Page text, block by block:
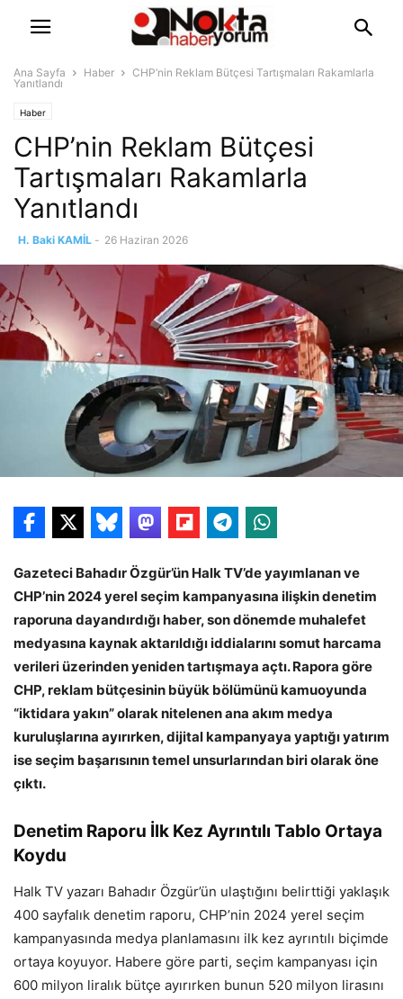
Ana Sayfa Haber
CHP’nin Reklam Bütçesi Tartışmaları Rakamlarla
Yanıtlandı
Haber
CHP’nin Reklam Bütçesi
Tartışmaları Rakamlarla
Yanıtlandı
H. Baki KAMİL - 26 Haziran 2026
Gazeteci Bahadır Özgür’ün Halk TV’de yayımlanan ve
CHP’nin 2024 yerel seçim kampanyasına ilişkin denetim
raporuna dayandırdığı haber, son dönemde muhalefet
medyasına kaynak aktarıldığı iddialarını somut harcama
verileri üzerinden yeniden tartışmaya açtı. Rapora göre
CHP, reklam bütçesinin büyük bölümünü kamuoyunda
“iktidara yakın” olarak nitelenen ana akım medya
kuruluşlarına ayırırken, dijital kampanyaya yaptığı yatırım
ise seçim başarısının temel unsurlarından biri olarak öne
çıktı.
Denetim Raporu İlk Kez Ayrıntılı Tablo Ortaya
Koydu
Halk TV yazarı Bahadır Özgür’ün ulaştığını belirttiği yaklaşık
400 sayfalık denetim raporu, CHP’nin 2024 yerel seçim
kampanyasında medya planlamasını ilk kez ayrıntılı biçimde
ortaya koyuyor. Habere göre parti, seçim kampanyası için
600 milyon liralık bütçe ayırırken bunun 520 milyon lirasını